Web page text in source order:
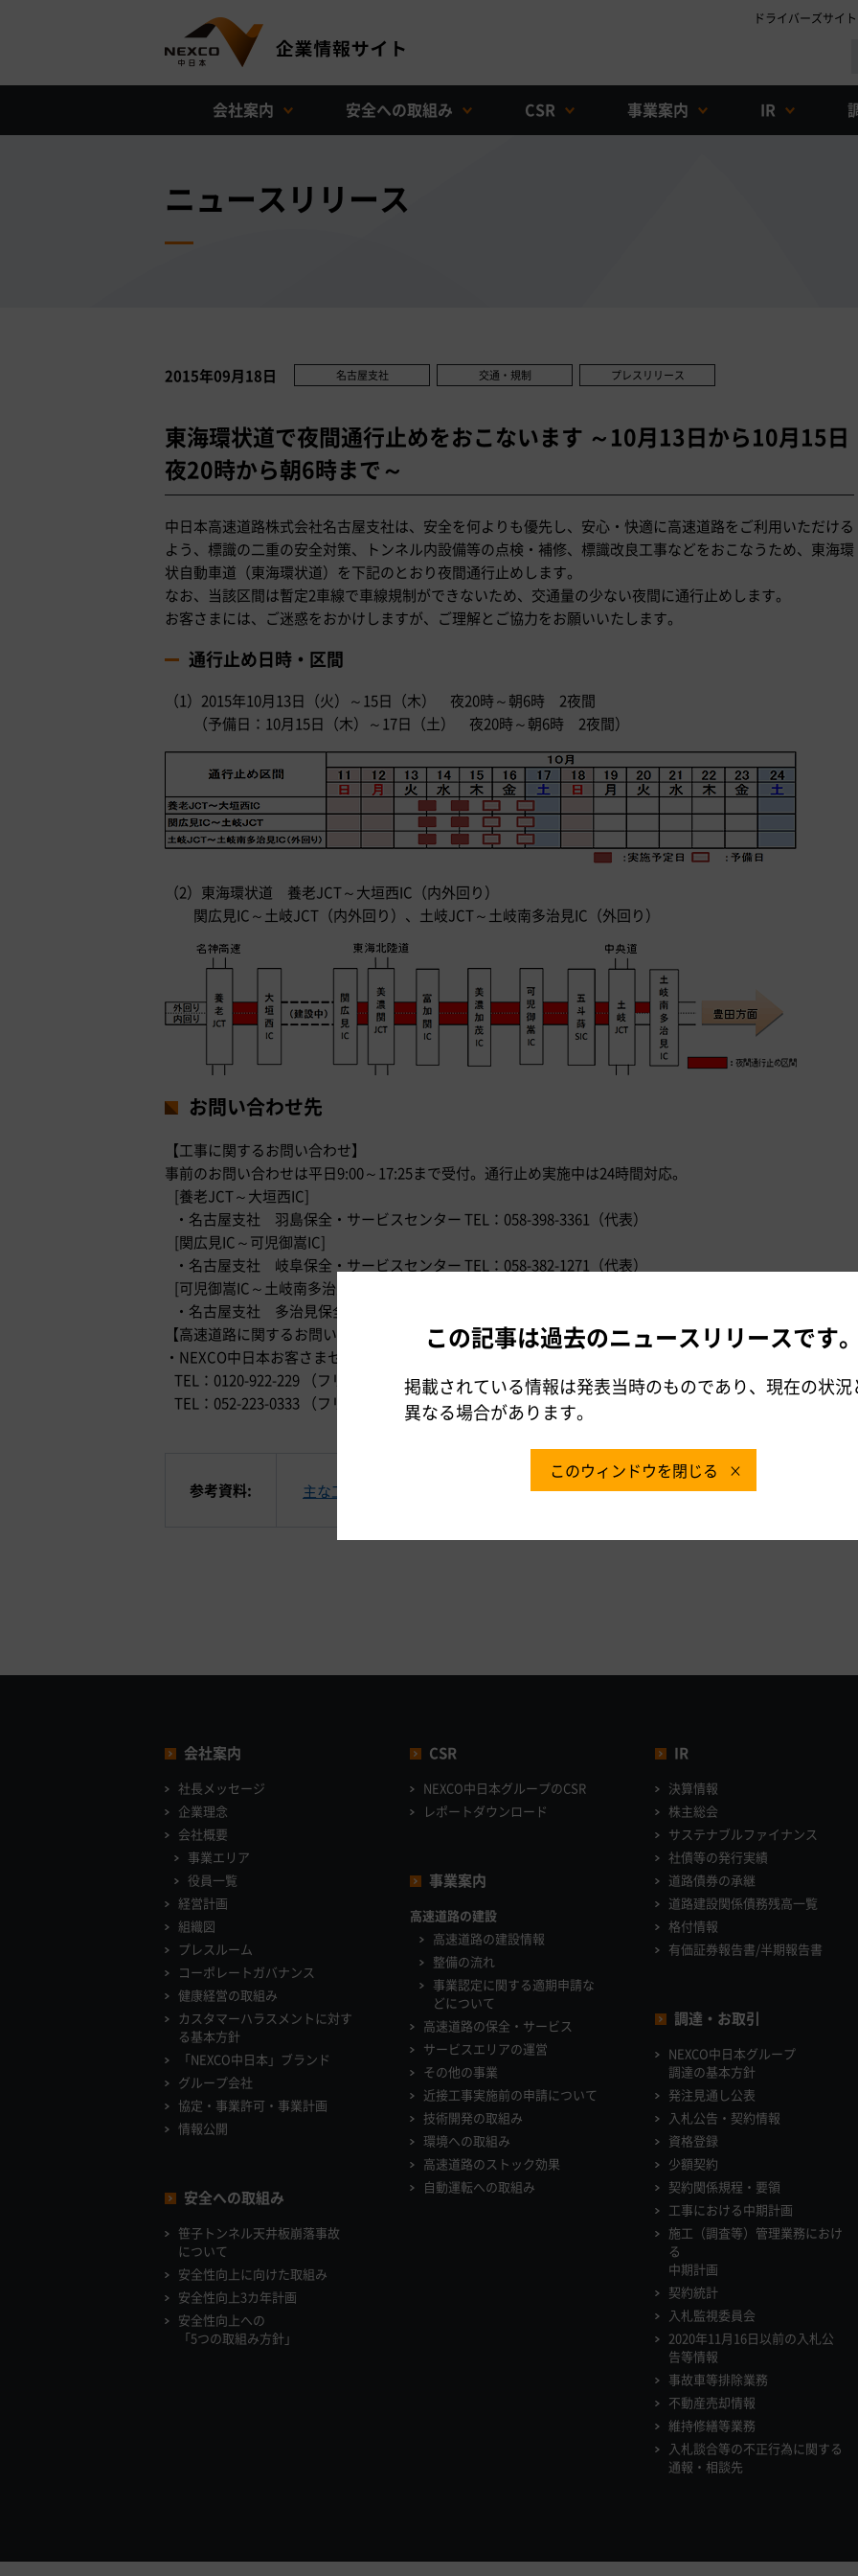
ドライバーズサイト
会社案内 安全への取組み CSR 事業案内 IR
ニュースリリース
2015年09月18日 名古屋支社 交通・規制 プレスリリース
東海環状道で夜間通行止めをおこないます ～10月13日から10月15日
夜20時から朝6時まで～
中日本高速道路株式会社名古屋支社は、安全を何よりも優先し、安心・快適に高速道路をご利用いただける
よう、標識の二重の安全対策、トンネル内設備等の点検・補修、標識改良工事などをおこなうため、東海環
状自動車道（東海環状道）を下記のとおり夜間通行止めします。
なお、当該区間は暫定2車線で車線規制ができないため、交通量の少ない夜間に通行止めします。
お客さまには、ご迷惑をおかけしますが、ご理解とご協力をお願いいたします。
通行止め日時・区間
（1）2015年10月13日（火）～15日（木） 夜20時～朝6時 2夜間
（予備日：10月15日（木）～17日（土） 夜20時～朝6時 2夜間）
（2）東海環状道 養老JCT～大垣西IC（内外回り）
関広見IC～土岐JCT（内外回り）、土岐JCT～土岐南多治見IC（外回り）
お問い合わせ先
【工事に関するお問い合わせ】
事前のお問い合わせは平日9:00～17:25まで受付。通行止め実施中は24時間対応。
[養老JCT～大垣西IC]
・名古屋支社 羽島保全・サービスセンター TEL：058-398-3361（代表）
[関広見IC～可児御嵩IC]
・名古屋支社 岐阜保全・サービスセンター TEL：058-382-1271（代表）
[可児御嵩IC～土岐南多治見IC]
・名古屋支社 多治見保全・サービスセンター TEL：0572-23-3281（代表）
【高速道路に関するお問い合わせ】
・NEXCO中日本お客さまセンター （24時間365日対応）
TEL：0120-922-229 （フリーダイヤル）
TEL：052-223-0333 （フリーダイヤルが利用できないお客さま／通話料有料）
参考資料: 主な工事内容など
会社案内
社長メッセージ
企業理念
会社概要
事業エリア
役員一覧
経営計画
組織図
プレスルーム
コーポレートガバナンス
健康経営の取組み
カスタマーハラスメントに対す
る基本方針
「NEXCO中日本」ブランド
グループ会社
協定・事業許可・事業計画
情報公開
安全への取組み
笹子トンネル天井板崩落事故
について
安全性向上に向けた取組み
安全性向上3カ年計画
安全性向上への
「5つの取組み方針」
CSR
NEXCO中日本グループのCSR
レポートダウンロード
事業案内
高速道路の建設
高速道路の建設情報
整備の流れ
事業認定に関する適期申請な
どについて
高速道路の保全・サービス
サービスエリアの運営
その他の事業
近接工事実施前の申請について
技術開発の取組み
環境への取組み
高速道路のストック効果
自動運転への取組み
IR
決算情報
株主総会
サステナブルファイナンス
社債等の発行実績
道路債券の承継
道路建設関係債務残高一覧
格付情報
有価証券報告書/半期報告書
調達・お取引
NEXCO中日本グループ
調達の基本方針
発注見通し公表
入札公告・契約情報
資格登録
少額契約
契約関係規程・要領
工事における中期計画
施工（調査等）管理業務におけ
る
中期計画
契約統計
入札監視委員会
2020年11月16日以前の入札公
告等情報
事故車等排除業務
不動産売却情報
維持修繕等業務
入札談合等の不正行為に関する
通報・相談先
この記事は過去のニュースリリースです
掲載されている情報は発表当時のものであり、現在の状況
異なる場合があります。
このウィンドウを閉じる